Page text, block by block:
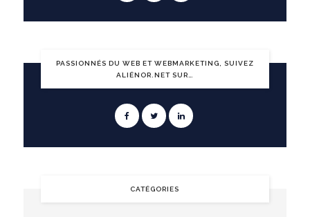
PASSIONNÉS DU WEB ET WEBMARKETING, SUIVEZ
ALIÉNOR.NET SUR…
CATÉGORIES